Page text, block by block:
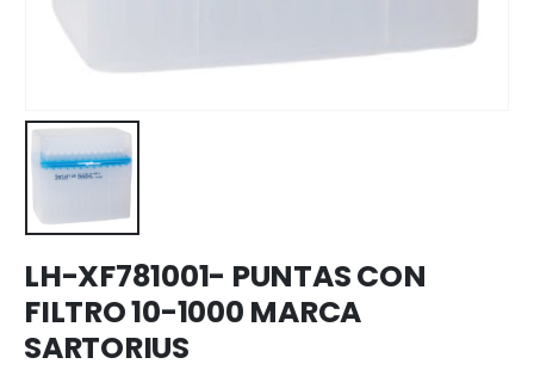
LH-XF781001- PUNTAS CON
FILTRO 10-1000 MARCA
SARTORIUS